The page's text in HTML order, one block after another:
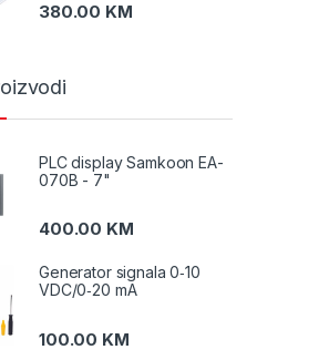
380.00 KM
PLC display Samkoon EA-
070B - 7"
400.00 KM
Generator signala 0‑10
VDC/0‑20 mA
100.00 KM